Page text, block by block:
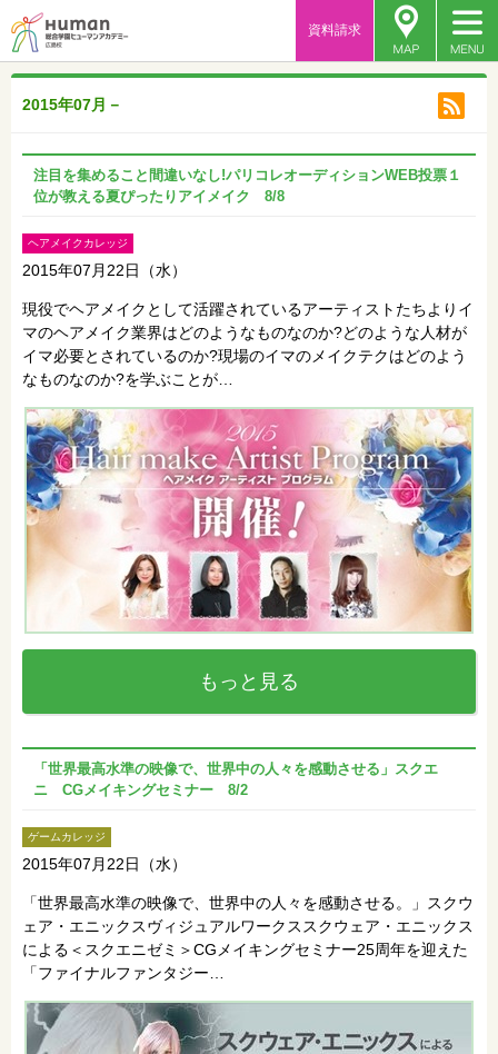
資料請求
2015年07月－
注目を集めること間違いなし!パリコレオーディションWEB投票１
位が教える夏ぴったりアイメイク 8/8
ヘアメイクカレッジ
2015年07月22日（水）
現役でヘアメイクとして活躍されているアーティストたちよりイ
マのヘアメイク業界はどのようなものなのか?どのような人材が
イマ必要とされているのか?現場のイマのメイクテクはどのよう
なものなのか?を学ぶことが…
もっと見る
「世界最高水準の映像で、世界中の人々を感動させる」スクエ
ニ CGメイキングセミナー 8/2
ゲームカレッジ
2015年07月22日（水）
「世界最高水準の映像で、世界中の人々を感動させる。」スクウ
ェア・エニックスヴィジュアルワークススクウェア・エニックス
による＜スクエニゼミ＞CGメイキングセミナー25周年を迎えた
「ファイナルファンタジー…